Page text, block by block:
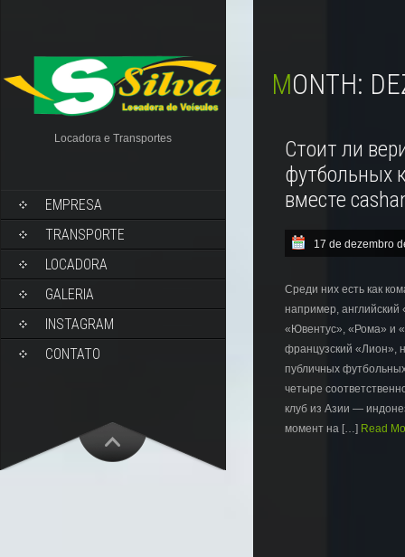
Locadora e Transportes
EMPRESA
TRANSPORTE
LOCADORA
GALERIA
INSTAGRAM
CONTATO
MONTH:
Стоит ли
футбольных
вместе
17 de dezembro
Среди них есть как
например,
«Ювентус», «Рома» и
французский «Лион»,
публичных
четыре
клуб из Азии —
момент на […] Read